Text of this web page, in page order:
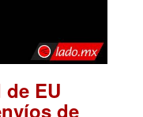
EU
de